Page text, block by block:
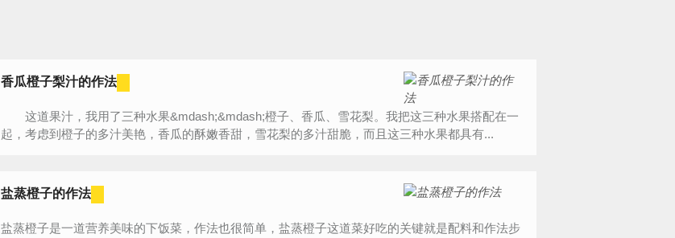
香瓜橙子梨汁的作法
这道果汁，我用了三种水果&mdash;&mdash;橙子、香瓜、雪花梨。我把这三种水果搭配在一
起，考虑到橙子的多汁美艳，香瓜的酥嫩香甜，雪花梨的多汁甜脆，而且这三种水果都具有...
盐蒸橙子的作法
盐蒸橙子是一道营养美味的下饭菜，作法也很简单，盐蒸橙子这道菜好吃的关键就是配料和作法步